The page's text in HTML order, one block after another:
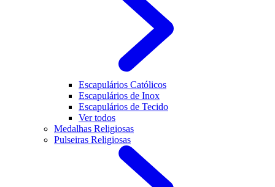
Escapulários Católicos
Escapulários de Inox
Escapulários de Tecido
Ver todos
Medalhas Religiosas
Pulseiras Religiosas